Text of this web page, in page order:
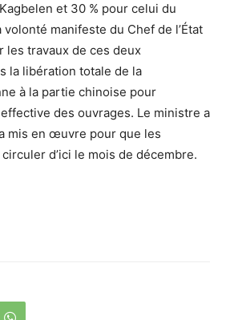
et 30 % pour celui du
manifeste du Chef de l’État
les travaux de ces deux
la libération totale de la
à la partie chinoise pour
des ouvrages. Le ministre a
mis en œuvre pour que les
d’ici le mois de décembre.